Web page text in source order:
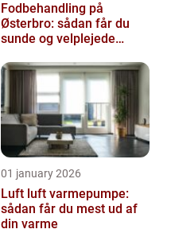
Fodbehandling på
Østerbro: sådan får du
sunde og velplejede
01 january 2026
Luft luft varmepumpe:
sådan får du mest ud af
din varme